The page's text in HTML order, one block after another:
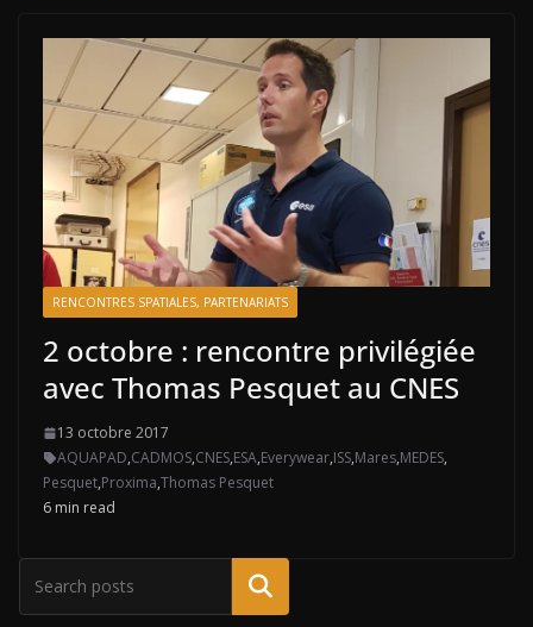
RENCONTRES SPATIALES, PARTENARIATS
2 octobre : rencontre privilégiée
avec Thomas Pesquet au CNES
13 octobre 2017
AQUAPAD,CADMOS,CNES,ESA,Everywear,ISS,Mares,MEDES,
Pesquet,Proxima,Thomas Pesquet
6 min read